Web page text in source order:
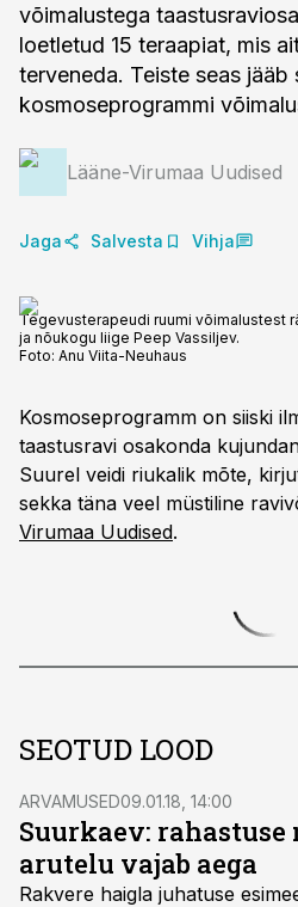
võimalustega
loetletud 15 teraapiat, mis
terveneda. Teiste seas jääb
kosmoseprogrammi
Lääne-Virumaa Uudised
Jaga Salvesta Vihja
Tegevusterapeudi ruumi võimalustest
ja nõukogu liige Peep Vassiljev.
Foto: Anu Viita-Neuhaus
Kosmoseprogramm on siiski
taastusravi osakonda
Suurel veidi riukalik mõte,
sekka täna veel müstiline
Virumaa Uudised.
SEOTUD LOOD
ARVAMUSED09.01.18, 14:00
Suurkaev:
arutelu vajab aega
Rakvere haigla juhatuse